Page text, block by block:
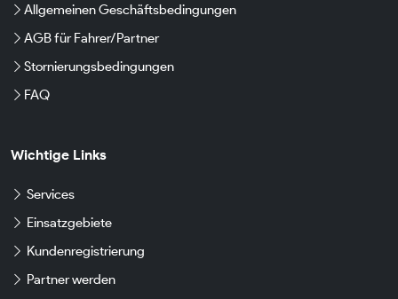
Allgemeinen Geschäftsbedingungen
AGB für Fahrer/Partner
Stornierungsbedingungen
FAQ
Wichtige Links
Services
Einsatzgebiete
Kundenregistrierung
Partner werden